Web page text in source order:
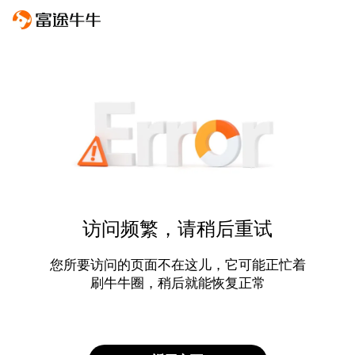
访问频繁，请稍后重试
您所要访问的页面不在这儿，它可能正忙着
刷牛牛圈，稍后就能恢复正常